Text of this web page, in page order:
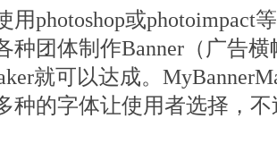
用photoshop或photoimpact
种团体制作Banner（广告
就可以达成。
种的字体让使用者选择，